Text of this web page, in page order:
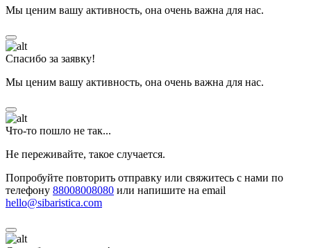
Мы ценим вашу активность, она очень важна для нас.
Спасибо за заявку!
Мы ценим вашу активность, она очень важна для нас.
Что-то пошло не так...
Не переживайте, такое случается.
Попробуйте повторить отправку или свяжитесь с нами по
телефону 88008008080 или напишите на email
hello@sibaristica.com